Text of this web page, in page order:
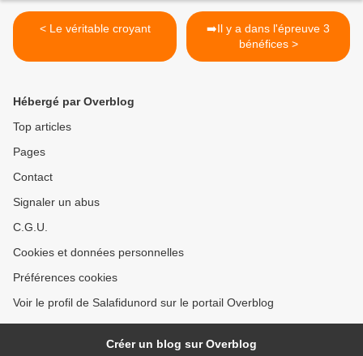
< Le véritable croyant
➡️Il y a dans l'épreuve 3
bénéfices >
Hébergé par Overblog
Top articles
Pages
Contact
Signaler un abus
C.G.U.
Cookies et données personnelles
Préférences cookies
Voir le profil de Salafidunord sur le portail Overblog
Créer un blog sur Overblog